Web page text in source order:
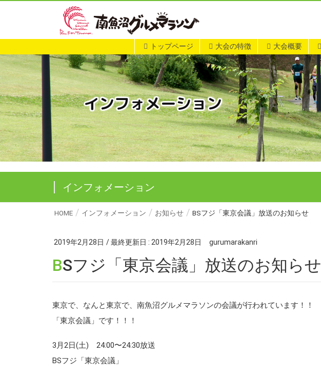
トップページ 大会の特徴 大会概要
インフォメーション
インフォメーション
HOME インフォメーション お知らせ BSフジ「東京会議」放送のお知らせ
2019年2月28日 / 最終更新日 : 2019年2月28日 gurumarakanri
BSフジ「東京会議」放送のお知らせ
東京で、なんと東京で、南魚沼グルメマラソンの会議が行われています！！
「東京会議」です！！！
3月2日(土) 24:00〜24:30放送
BSフジ「東京会議」